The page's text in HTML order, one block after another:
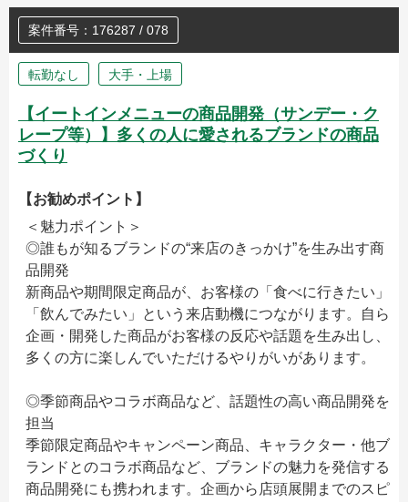
案件番号：176287 / 078
転勤なし 大手・上場
【イートインメニューの商品開発（サンデー・ク
レープ等）】多くの人に愛されるブランドの商品
づくり
【お勧めポイント】
＜魅力ポイント＞
◎誰もが知るブランドの“来店のきっかけ”を生み出す商
品開発
新商品や期間限定商品が、お客様の「食べに行きたい」
「飲んでみたい」という来店動機につながります。自ら
企画・開発した商品がお客様の反応や話題を生み出し、
多くの方に楽しんでいただけるやりがいがあります。
◎季節商品やコラボ商品など、話題性の高い商品開発を
担当
季節限定商品やキャンペーン商品、キャラクター・他ブ
ランドとのコラボ商品など、ブランドの魅力を発信する
商品開発にも携われます。企画から店頭展開までのスピ